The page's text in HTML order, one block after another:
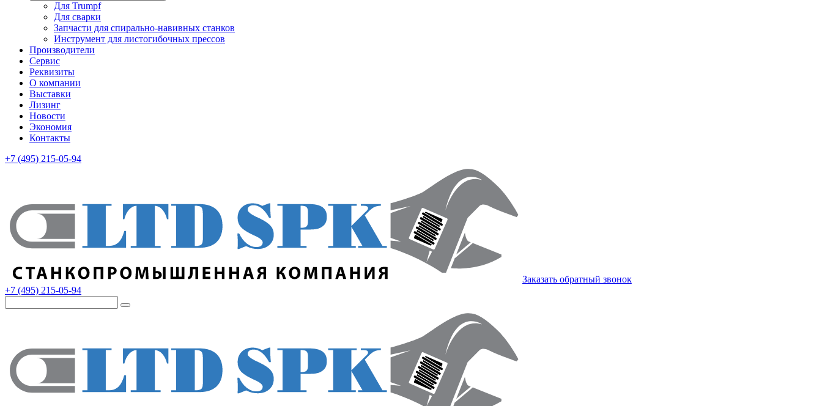
Для Trumpf
Для сварки
Запчасти для спирально-навивных станков
Инструмент для листогибочных прессов
Производители
Сервис
Реквизиты
О компании
Выставки
Лизинг
Новости
Экономия
Контакты
+7 (495) 215-05-94
Заказать обратный звонок
+7 (495) 215-05-94